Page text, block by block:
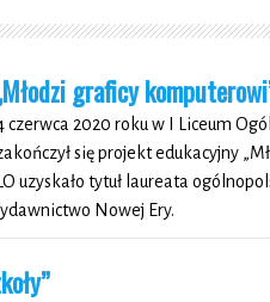
graficy
czerwca 2020 roku w I Liceum
się projekt edukacyjny
LO uzyskało tytuł laureata
Nowej Ery.